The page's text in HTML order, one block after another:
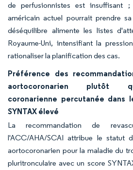
de perfusionnistes est insuffisant
américain actuel pourrait prendre
déséquilibre alimente les listes
Royaume-Uni, intensifiant la
rationaliser la planification des cas.
Préférence des
aortocoronarien plutôt
coronarienne percutanée dans
SYNTAX élevé
La recommandation de
l'ACC/AHA/SCAI attribue le statut
aortocoronarien pour la maladie du
pluritronculaire avec un score